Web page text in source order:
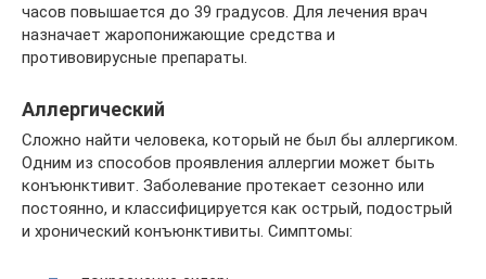
часов повышается до 39 градусов. Для лечения врач
назначает жаропонижающие средства и
противовирусные препараты.
Аллергический
Сложно найти человека, который не был бы аллергиком.
Одним из способов проявления аллергии может быть
конъюнктивит. Заболевание протекает сезонно или
постоянно, и классифицируется как острый, подострый
и хронический конъюнктивиты. Симптомы: